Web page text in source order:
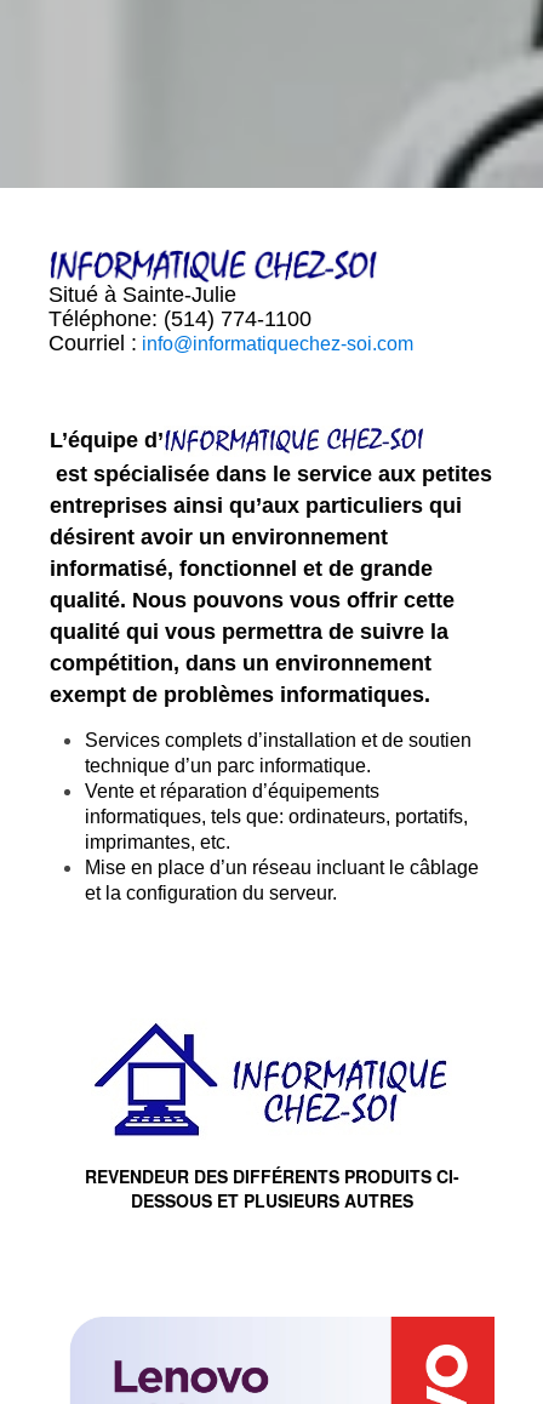
Situé à Sainte-Julie
Téléphone: (514) 774-1100
Courriel : info@informatiquechez-soi.com
L’équipe d’
est spécialisée dans le service aux petites
entreprises ainsi qu’aux particuliers qui
désirent avoir un environnement
informatisé, fonctionnel et de grande
qualité. Nous pouvons vous offrir cette
qualité qui vous permettra de suivre la
compétition, dans un environnement
exempt de problèmes informatiques.
Services complets d’installation et de soutien
technique d’un parc informatique.
Vente et réparation d’équipements
informatiques, tels que: ordinateurs, portatifs,
imprimantes, etc.
Mise en place d’un réseau incluant le câblage
et la configuration du serveur.
REVENDEUR DES DIFFÉRENTS PRODUITS CI-
DESSOUS ET PLUSIEURS AUTRES